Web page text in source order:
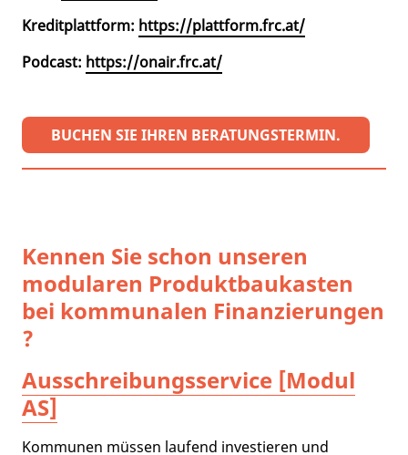
Kreditplattform: https://plattform.frc.at/
Podcast: https://onair.frc.at/
BUCHEN SIE IHREN BERATUNGSTERMIN.
Kennen Sie schon unseren
modularen Produktbaukasten
bei kommunalen Finanzierungen
?
Ausschreibungsservice [Modul
AS]
Kommunen müssen laufend investieren und